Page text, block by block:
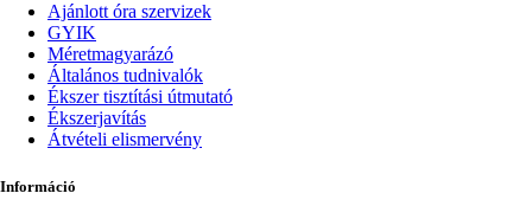
Ajánlott óra szervizek
GYIK
Méretmagyarázó
Általános tudnivalók
Ékszer tisztítási útmutató
Ékszerjavítás
Átvételi elismervény
Információ